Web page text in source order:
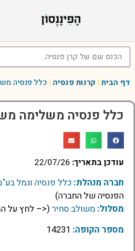
דף הבית | קרנות פנסיה | כלל פנסיה
כלל פנסיה משלימה
עודכן בתאריך: 22/07/26
חברה מנהלת: כלל פנסיה וגמל
הפנסיה של החברה)
מסלול: משולב סחיר(<– לחץ על
מספר הקופה: